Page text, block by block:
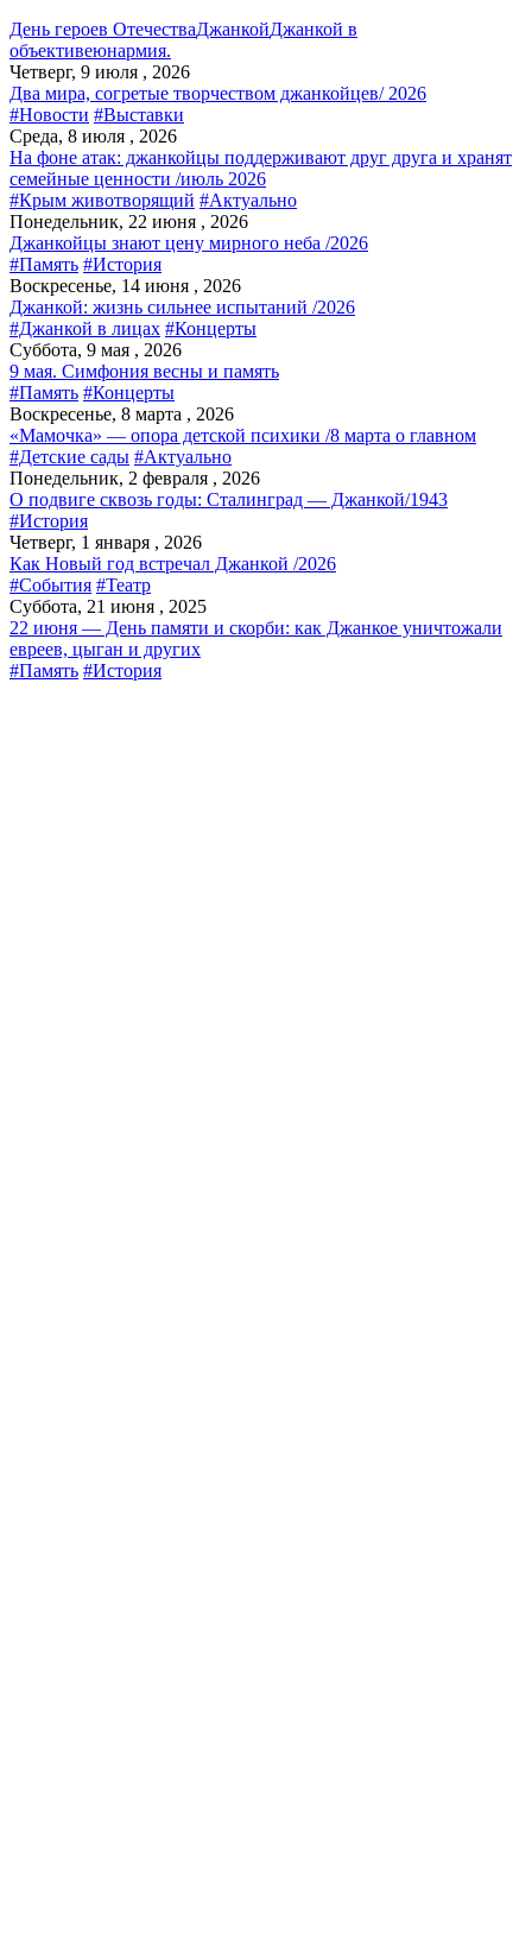
День героев ОтечестваДжанкойДжанкой в
объективеюнармия.
Четверг, 9 июля , 2026
Два мира, согретые творчеством джанкойцев/ 2026
#Новости #Выставки
Среда, 8 июля , 2026
На фоне атак: джанкойцы поддерживают друг друга и хранят
семейные ценности /июль 2026
#Крым животворящий #Актуально
Понедельник, 22 июня , 2026
Джанкойцы знают цену мирного неба /2026
#Память #История
Воскресенье, 14 июня , 2026
Джанкой: жизнь сильнее испытаний /2026
#Джанкой в лицах #Концерты
Суббота, 9 мая , 2026
9 мая. Симфония весны и память
#Память #Концерты
Воскресенье, 8 марта , 2026
«Мамочка» — опора детской психики /8 марта о главном
#Детские сады #Актуально
Понедельник, 2 февраля , 2026
О подвиге сквозь годы: Сталинград — Джанкой/1943
#История
Четверг, 1 января , 2026
Как Новый год встречал Джанкой /2026
#События #Театр
Суббота, 21 июня , 2025
22 июня — День памяти и скорби: как Джанкое уничтожали
евреев, цыган и других
#Память #История